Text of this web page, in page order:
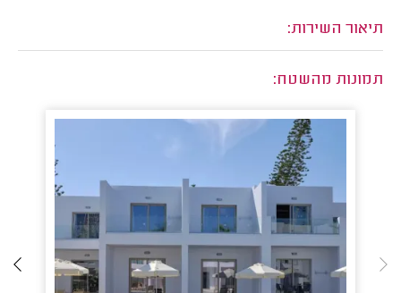
תיאור השירות:
תמונות מהשטח: